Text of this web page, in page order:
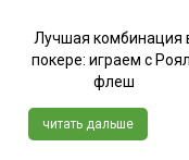
Лучшая комбинация
покере: играем с
флеш
читать дальше